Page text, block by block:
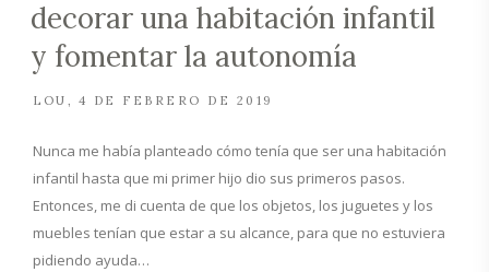
decorar una habitación infantil
y fomentar la autonomía
LOU 4 DE FEBRERO DE 2019
Nunca me había planteado cómo tenía que ser una habitación
infantil hasta que mi primer hijo dio sus primeros pasos.
Entonces, me di cuenta de que los objetos, los juguetes y los
muebles tenían que estar a su alcance, para que no estuviera
pidiendo ayuda…